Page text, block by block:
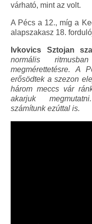
várható, mint az volt.
A Pécs a 12., míg a
alapszakasz 18.
Ivkovics Sztojan
normális
megmérettetésre. A
erősödtek a szezon
három meccs vár
akarjuk
számítunk ezúttal is.